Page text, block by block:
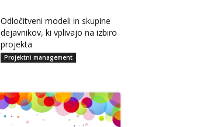
Odločitveni modeli in skupine
dejavnikov, ki vplivajo na izbiro
projekta
Projektni management